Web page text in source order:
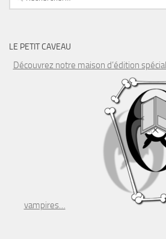
LE PETIT CAVEAU
Découvrez notre maison d’édition
vampires…